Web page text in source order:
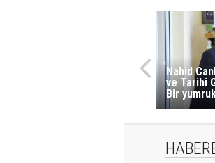
Nahid
ve Tarihi
Bir